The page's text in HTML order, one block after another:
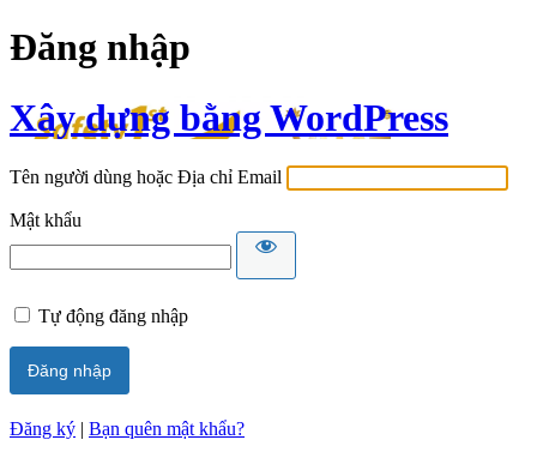
Đăng nhập
Xây dựng bằng WordPress
Tên người dùng hoặc Địa chỉ Email
Mật khẩu
Tự động đăng nhập
Đăng ký | Bạn quên mật khẩu?